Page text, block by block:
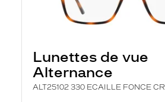
Lunettes de vue
Alternance
ALT25102 330 ECAILLE FONCE CR